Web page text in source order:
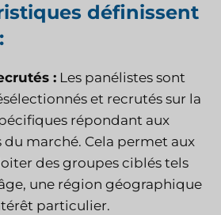
définissent
: Les panélistes sont
et recrutés sur la
répondant aux
marché. Cela permet aux
des groupes ciblés tels
une région géographique
particulier.